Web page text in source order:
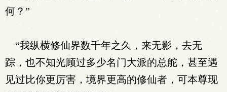
何？”
“我纵横修仙界数千年之久，来无影，去无
踪，也不知光顾过多少名门大派的总舵，甚至遇
见过比你更厉害，境界更高的修仙者，可本尊现